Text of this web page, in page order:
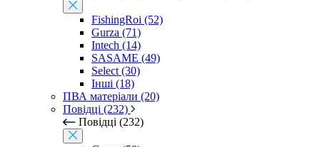
FishingRoi (52)
Gurza (71)
Intech (14)
SASAME (49)
Select (30)
Інші (18)
ПВА матеріали (20)
Повідці (232)
Повідці (232)